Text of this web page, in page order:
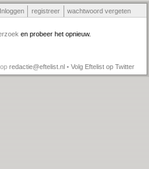
Inloggen registreer wachtwoord vergeten
en probeer het opnieuw.
redactie@eftelist.nl • Volg Eftelist op Twitter